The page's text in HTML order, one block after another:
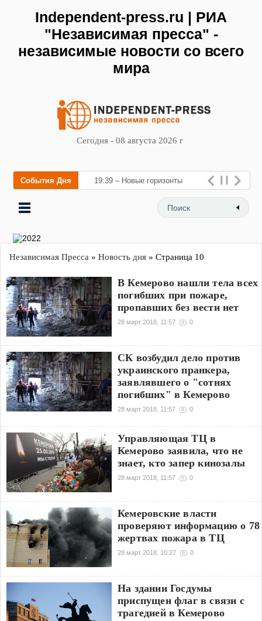
Independent-press.ru | РИА
"Независимая пресса" -
независимые новости со всего
мира
Сегодня - 08 августа 2026 г
События Дня 19:39 – Новые горизонты
флебологии: в Москве откр
Независимая Пресса » Новость дня » Страница 10
В Кемерово нашли тела всех
погибших при пожаре,
пропавших без вести нет
28 март 2018, 11:57 0
СК возбудил дело против
украинского пранкера,
заявлявшего о "сотнях
погибших" в Кемерово
28 март 2018, 11:57 0
Управляющая ТЦ в
Кемерово заявила, что не
знает, кто запер кинозалы
28 март 2018, 11:57 0
Кемеровские власти
проверяют информацию о 78
жертвах пожара в ТЦ
28 март 2018, 10:27 0
На здании Госдумы
приспущен флаг в связи с
трагедией в Кемерово